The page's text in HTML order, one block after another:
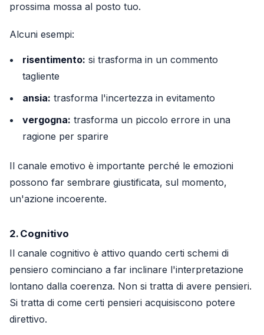
prossima mossa al posto tuo.
Alcuni esempi:
risentimento: si trasforma in un commento
tagliente
ansia: trasforma l'incertezza in evitamento
vergogna: trasforma un piccolo errore in una
ragione per sparire
Il canale emotivo è importante perché le emozioni
possono far sembrare giustificata, sul momento,
un'azione incoerente.
2. Cognitivo
Il canale cognitivo è attivo quando certi schemi di
pensiero cominciano a far inclinare l'interpretazione
lontano dalla coerenza. Non si tratta di avere pensieri.
Si tratta di come certi pensieri acquisiscono potere
direttivo.